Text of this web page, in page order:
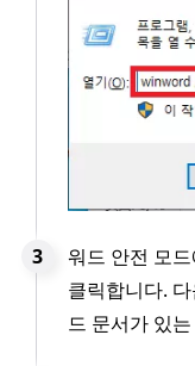
워드 안전 모
클릭합니다.
드 문서가 있